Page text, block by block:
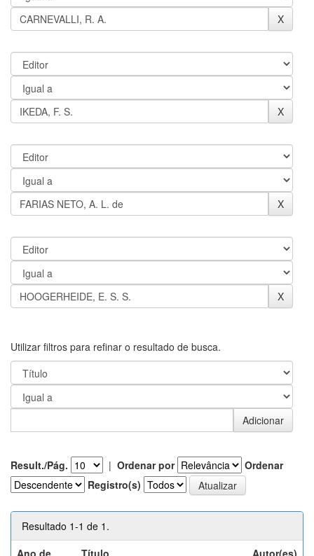
Utilizar filtros para refinar o resultado de busca.
Result./Pág. | Ordenar por
Ordenar
Registro(s)
Resultado 1-1 de 1.
Ano de
Título Autor(es)